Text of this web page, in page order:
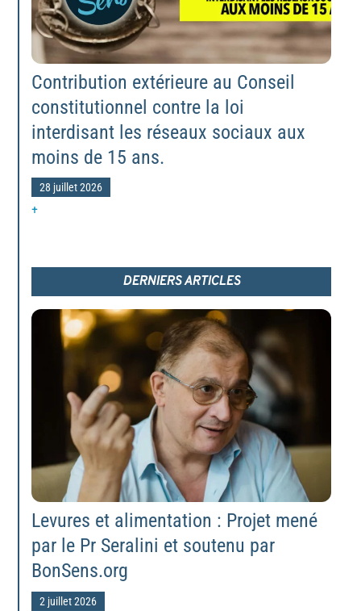
Contribution extérieure au Conseil
constitutionnel contre la loi
interdisant les réseaux sociaux aux
moins de 15 ans.
28 juillet 2026
+
DERNIERS ARTICLES
Levures et alimentation : Projet mené
par le Pr Seralini et soutenu par
BonSens.org
2 juillet 2026